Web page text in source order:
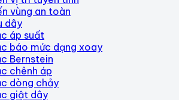
vùng an toàn
dây
áp suất
báo mức dạng xoay
Bernstein
chênh áp
dòng chảy
giật dây